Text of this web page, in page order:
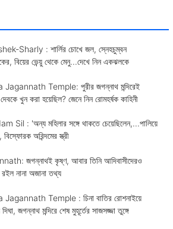
Sharly : শার্লির চোখে জল, স্নেহচুম্বন
বিয়ের ভেন্য়ু থেকে মেনু...দেখে নিন একঝলকে
Jagannath Temple: পুরীর জগন্নাথ মন্দিরেই
খুন করা হয়েছিল? জেনে নিন রোমহর্ষক কাহিনী
Sil : 'অন্য মহিলার সঙ্গে থাকতে চেয়েছিলেন,...পালিয়ে
বিস্ফোরক অরিন্দমের স্ত্রী
জগন্নাথই কৃষ্ণ, আবার তিনি আদিবাসীদেরও
রইল নানা অজানা তথ্য
Jagannath Temple : চিনা বাতির রোশনাইয়ে
জগন্নাথ মন্দিরে শেষ মুহূর্তের সাজসজ্জা তুঙ্গে